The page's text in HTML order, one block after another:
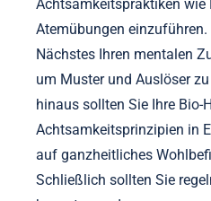
Was sind die Schritte zur
in Bio-Hacking-Routinen?
Die Integration von
Routinen verbessert die
emotionale Resilienz.
Achtsamkeitspraktiken wie
Atemübungen